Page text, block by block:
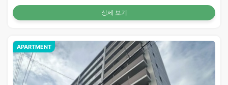
상세 보기
APARTMENT